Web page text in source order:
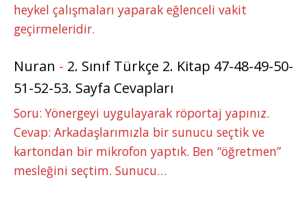
heykel çalışmaları yaparak eğlenceli vakit
geçirmeleridir.
Nuran - 2. Sınıf Türkçe 2. Kitap 47-48-49-50-
51-52-53. Sayfa Cevapları
Soru: Yönergeyi uygulayarak röportaj yapınız.
Cevap: Arkadaşlarımızla bir sunucu seçtik ve
kartondan bir mikrofon yaptık. Ben “öğretmen”
mesleğini seçtim. Sunucu…